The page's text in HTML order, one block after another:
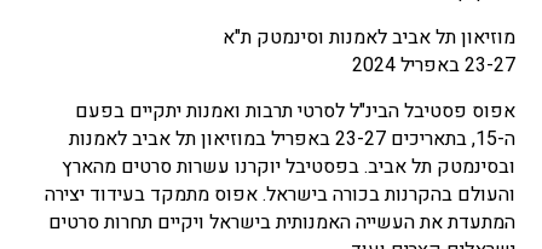
מוזיאון תל אביב לאמנות וסינמטק ת"א
23-27 באפריל 2024
אפוס פסטיבל הבינ"ל לסרטי תרבות ואמנות יתקיים בפעם
ה-15, בתאריכים 23-27 באפריל במוזיאון תל אביב לאמנות
ובסינמטק תל אביב. בפסטיבל יוקרנו עשרות סרטים מהארץ
והעולם בהקרנות בכורה בישראל. אפוס מתמקד בעידוד יצירה
המתעדת את העשייה האמנותית בישראל ויקיים תחרות סרטים